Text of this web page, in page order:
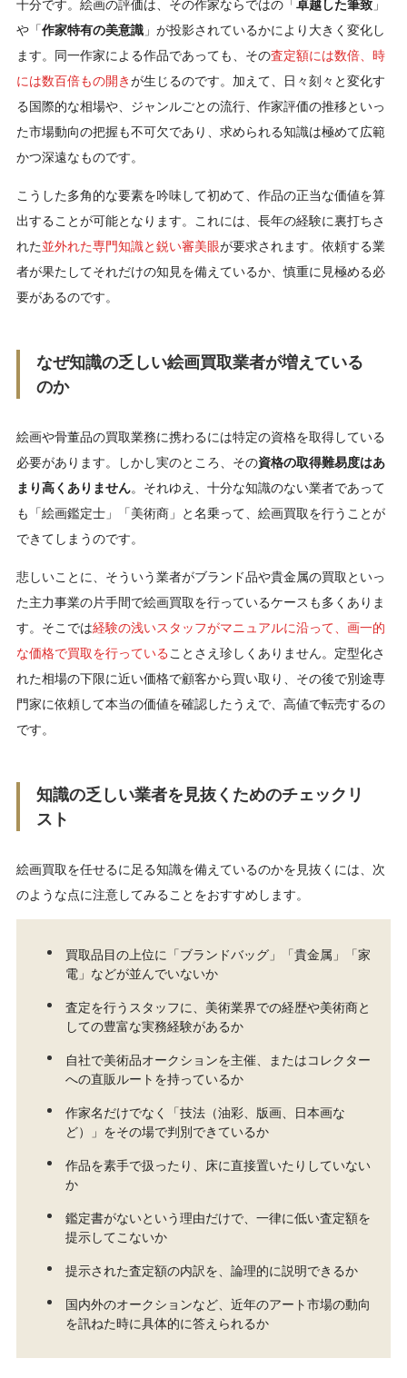
や「作家特有の美意識」が投影されているかにより大きく変化し
ます。同一作家による作品であっても、その査定額には数倍、時
には数百倍もの開きが生じるのです。加えて、日々刻々と変化す
る国際的な相場や、ジャンルごとの流行、作家評価の推移といっ
た市場動向の把握も不可欠であり、求められる知識は極めて広範
かつ深遠なものです。
こうした多角的な要素を吟味して初めて、作品の正当な価値を算
出することが可能となります。これには、長年の経験に裏打ちさ
れた並外れた専門知識と鋭い審美眼が要求されます。依頼する業
者が果たしてそれだけの知見を備えているか、慎重に見極める必
要があるのです。
なぜ知識の乏しい絵画買取業者が増えている
のか
絵画や骨董品の買取業務に携わるには特定の資格を取得している
必要があります。しかし実のところ、その資格の取得難易度はあ
まり高くありません。それゆえ、十分な知識のない業者であって
も「絵画鑑定士」「美術商」と名乗って、絵画買取を行うことが
できてしまうのです。
悲しいことに、そういう業者がブランド品や貴金属の買取といっ
た主力事業の片手間で絵画買取を行っているケースも多くありま
す。そこでは経験の浅いスタッフがマニュアルに沿って、画一的
な価格で買取を行っている ことさえ珍しくありません。定型化さ
れた相場の下限に近い価格で顧客から買い取り、その後で別途専
門家に依頼して本当の価値を確認したうえで、高値で転売するの
です。
知識の乏しい業者を見抜くためのチェックリ
スト
絵画買取を任せるに足る知識を備えているのかを見抜くには、次
のような点に注意してみることをおすすめします。
買取品目の上位に「ブランドバッグ」「貴金属」「家
電」などが並んでいないか
査定を行うスタッフに、美術業界での経歴や美術商と
しての豊富な実務経験があるか
自社で美術品オークションを主催、またはコレクター
への直販ルートを持っているか
作家名だけでなく「技法（油彩、版画、日本画な
ど）」をその場で判別できているか
作品を素手で扱ったり、床に直接置いたりしていない
か
鑑定書がないという理由だけで、一律に低い査定額を
提示してこないか
提示された査定額の内訳を、論理的に説明できるか
国内外のオークションなど、近年のアート市場の動向
を訊ねた時に具体的に答えられるか